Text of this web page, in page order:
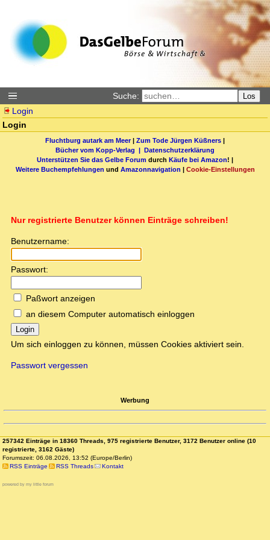
Suche: Los
Login
Login
Fluchtburg autark am Meer| Zum Tode Jürgen Küßners |
Bücher vom Kopp-Verlag | Datenschutzerklärung
Unterstützen Sie das Gelbe Forum durch Käufe bei Amazon! |
Weitere Buchempfehlungen und Amazonnavigation | Cookie-Einstellungen
Nur registrierte Benutzer können Einträge schreiben!
Benutzername:
Passwort:
Paßwort anzeigen
an diesem Computer automatisch einloggen
Login
Um sich einloggen zu können, müssen Cookies aktiviert sein.
Passwort vergessen
Werbung
257342 Einträge in 18360 Threads, 975 registrierte Benutzer, 3172 Benutzer online (10
registrierte, 3162 Gäste)
Forumszeit: 06.08.2026, 13:52 (Europe/Berlin)
RSS Einträge
RSS Threads Kontakt
powered by my little forum